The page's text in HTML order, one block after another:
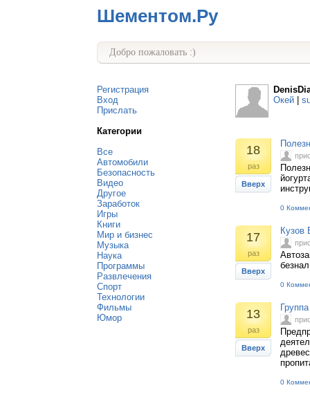
Шементом.Ру
Добро пожаловать :)
Регистрация
Вход
Прислать
Категории
Все
Автомобили
Безопасность
Видео
Другое
Заработок
Игры
Книги
Мир и бизнес
Музыка
Наука
Программы
Развлечения
Спорт
Технологии
Фильмы
Юмор
Окей
18
раз
Вверх
0
17
раз
Вверх
Кузов
безнал
0
13
раз
Вверх
0